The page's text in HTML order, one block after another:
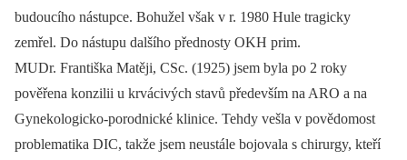
budoucího nástupce. Bohužel však v r. 1980 Hule tragicky
zemřel. Do nástupu dalšího přednosty OKH prim.
MUDr. Františka Matěji, CSc. (1925) jsem byla po 2 roky
pověřena konzilii u krvácivých stavů především na ARO a na
Gynekologicko-porodnické klinice. Tehdy vešla v povědomost
problematika DIC, takže jsem neustále bojovala s chirurgy, kteří